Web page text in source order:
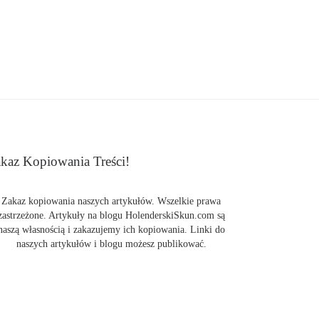
Kopiowania Treści!
Zakaz kopiowania naszych artykułów. Wszelkie prawa
Artykuły na blogu HolenderskiSkun.com są
własnością i zakazujemy ich kopiowania. Linki do
naszych artykułów i blogu możesz publikować.